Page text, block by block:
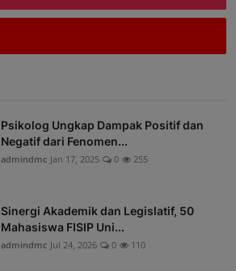
Psikolog Ungkap Dampak Positif dan
Negatif dari Fenomen...
admindmc Jan 17, 2025 0 255
Sinergi Akademik dan Legislatif, 50
Mahasiswa FISIP Uni...
admindmc Jul 24, 2026 0 110